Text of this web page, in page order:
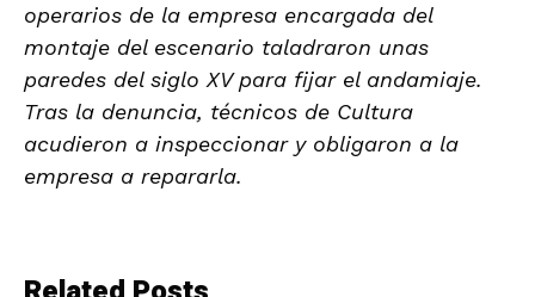
operarios de la empresa encargada del
montaje del escenario taladraron unas
paredes del siglo XV para fijar el andamiaje.
Tras la denuncia, técnicos de Cultura
acudieron a inspeccionar y obligaron a la
empresa a repararla.